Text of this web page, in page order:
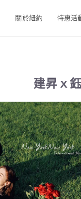
關於紐約 特惠活
建昇ｘ